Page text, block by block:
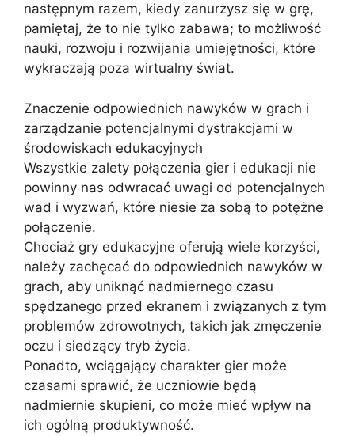
następnym razem, kiedy zanurzysz się w grę,
pamiętaj, że to nie tylko zabawa; to możliwość
nauki, rozwoju i rozwijania umiejętności, które
wykraczają poza wirtualny świat.
Znaczenie odpowiednich nawyków w grach i
zarządzanie potencjalnymi dystrakcjami w
środowiskach edukacyjnych
Wszystkie zalety połączenia gier i edukacji nie
powinny nas odwracać uwagi od potencjalnych
wad i wyzwań, które niesie za sobą to potężne
połączenie.
Chociaż gry edukacyjne oferują wiele korzyści,
należy zachęcać do odpowiednich nawyków w
grach, aby uniknąć nadmiernego czasu
spędzanego przed ekranem i związanych z tym
problemów zdrowotnych, takich jak zmęczenie
oczu i siedzący tryb życia.
Ponadto, wciągający charakter gier może
czasami sprawić, że uczniowie będą
nadmiernie skupieni, co może mieć wpływ na
ich ogólną produktywność.